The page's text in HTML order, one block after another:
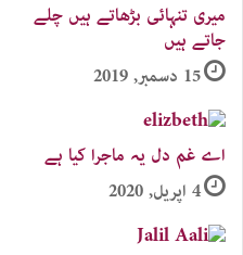
میری تنہائی بڑھاتے ہیں چلے
جاتے ہیں
15 دسمبر, 2019
اے غم دل یہ ماجرا کیا ہے
4 اپریل, 2020